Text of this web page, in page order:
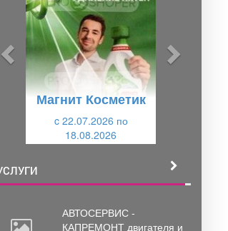
Магнит Косметик
c 22.07.2026 по
18.08.2026
АВТОСЕРВИС -
КАПРЕМОНТ двигателя и